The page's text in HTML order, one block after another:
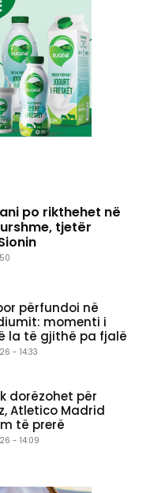
po rikthehet në
tjetër
përfundoi në
momenti i
la të gjithë pa fjalë
- 14:33
dorëzohet për
Atletico Madrid
të prerë
- 14:09